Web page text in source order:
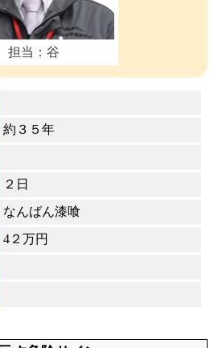
担当：谷
約３５年
２日
なんばん漆喰
4２万円